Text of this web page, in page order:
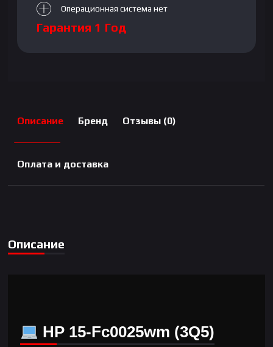
Операционная система нет
Гарантия 1 Год
Описание Бренд Отзывы (0)
Оплата и доставка
Описание
HP 15-Fc0025wm (3Q5)